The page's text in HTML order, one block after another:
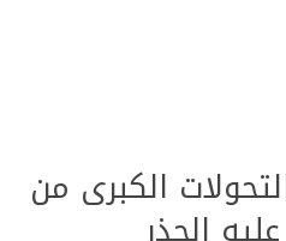
سنة التحولات الكبرى من